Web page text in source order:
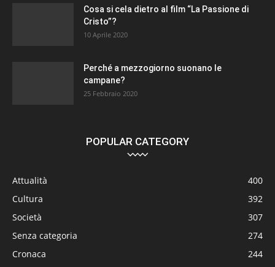
Cosa si cela dietro al film “La Passione di
Cristo”?
10 Aprile 2020
Perché a mezzogiorno suonano le
campane?
25 Febbraio 2020
POPULAR CATEGORY
Attualità
400
Cultura
392
Società
307
Senza categoria
274
Cronaca
244